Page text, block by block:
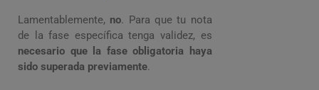
Lamentablemente, no. Para que tu nota
de la fase específica tenga validez, es
necesario que la fase obligatoria haya
sido superada previamente.